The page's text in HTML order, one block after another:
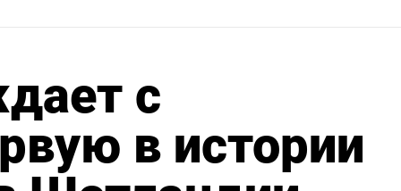
с
в истории